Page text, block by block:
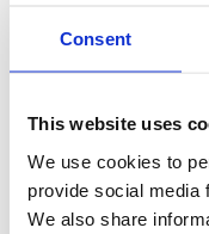
Consent
This website uses
We use cookies to
provide social media
We also share